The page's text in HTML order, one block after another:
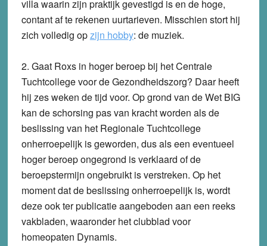
villa waarin zijn praktijk gevestigd is en de hoge,
contant af te rekenen uurtarieven. Misschien stort hij
zich volledig opzijn hobby: de muziek.
2. Gaat Roxs in hoger beroep bij het Centrale
Tuchtcollege voor de Gezondheidszorg? Daar heeft
hij zes weken de tijd voor. Op grond van de Wet BIG
kan de schorsing pas van kracht worden als de
beslissing van het Regionale Tuchtcollege
onherroepelijk is geworden, dus als een eventueel
hoger beroep ongegrond is verklaard of de
beroepstermijn ongebruikt is verstreken. Op het
moment dat de beslissing onherroepelijk is, wordt
deze ook ter publicatie aangeboden aan een reeks
vakbladen, waaronder het clubblad voor
homeopaten Dynamis.